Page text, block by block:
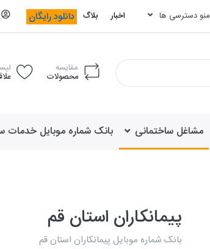
منو دسترسی ها اخبار بلاگ دانلود رایگان
مقایسه
محصولات
مشاغل ساختمانی بانک شماره موبایل خدمات
پیمانکاران استان قم
بانک شماره موبایل پیمانکاران استان قم